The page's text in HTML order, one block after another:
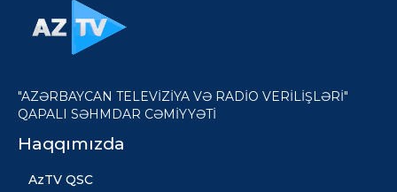
"AZƏRBAYCAN TELEVİZİYA VƏ RADİO VERİLİŞLƏRİ"
QAPALI SƏHMDAR CƏMİYYƏTİ
Haqqımızda
AzTV QSC